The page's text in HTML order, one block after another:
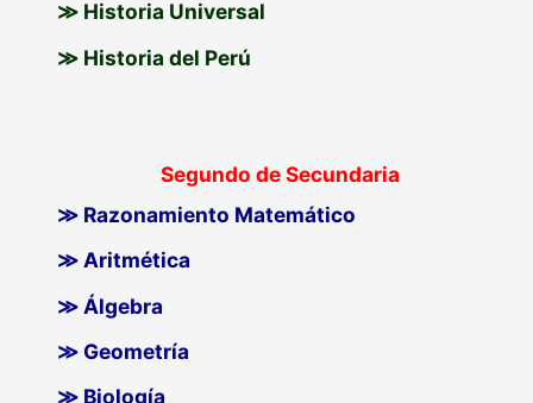
≫ Historia Universal
≫ Historia del Perú
Segundo de Secundaria
≫ Razonamiento Matemático
≫ Aritmética
≫ Álgebra
≫ Geometría
≫ Biología